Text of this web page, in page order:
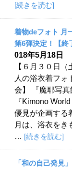
[続きを読む]
着物deフォト 月
第6弾決定！【終
018年5月18日
【６月３０日
人の浴衣着フォ
会】 『魔耶写真
『Kimono
優見が企画する
月は、浴衣をき
… [続きを読む]
「和の自己発見